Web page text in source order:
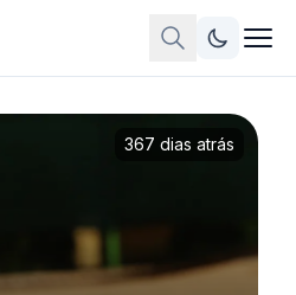
367 dias atrás